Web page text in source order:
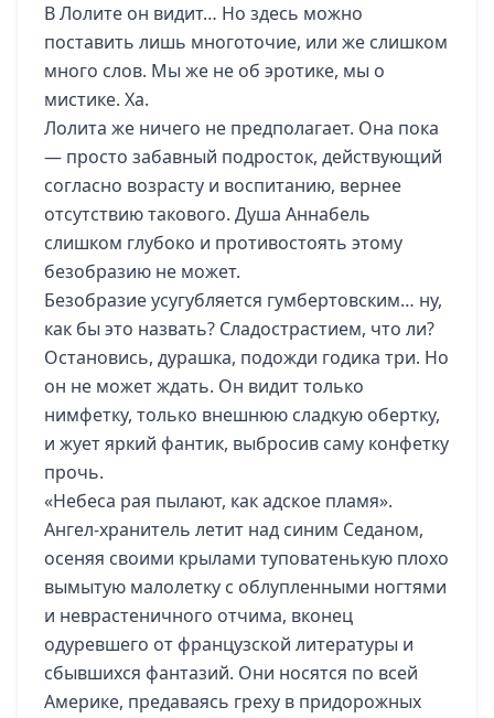
В Лолите он видит… Но здесь можно
поставить лишь многоточие, или же слишком
много слов. Мы же не об эротике, мы о
мистике. Ха.
Лолита же ничего не предполагает. Она пока
— просто забавный подросток, действующий
согласно возрасту и воспитанию, вернее
отсутствию такового. Душа Аннабель
слишком глубоко и противостоять этому
безобразию не может.
Безобразие усугубляется гумбертовским… ну,
как бы это назвать? Сладострастием, что ли?
Остановись, дурашка, подожди годика три. Но
он не может ждать. Он видит только
нимфетку, только внешнюю сладкую обертку,
и жует яркий фантик, выбросив саму конфетку
прочь.
«Небеса рая пылают, как адское пламя».
Ангел-хранитель летит над синим Седаном,
осеняя своими крылами туповатенькую плохо
вымытую малолетку с облупленными ногтями
и неврастеничного отчима, вконец
одуревшего от французской литературы и
сбывшихся фантазий. Они носятся по всей
Америке, предаваясь греху в придорожных